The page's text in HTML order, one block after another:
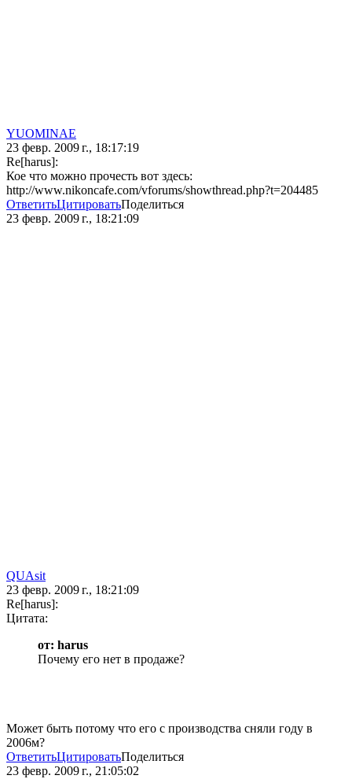
YUOMINAE
23 февр. 2009 г., 18:17:19
Re[harus]:
Кое что можно прочесть вот здесь:
http://www.nikoncafe.com/vforums/showthread.php?t=204485
ОтветитьЦитироватьПоделиться
23 февр. 2009 г., 18:21:09
QUAsit
23 февр. 2009 г., 18:21:09
Re[harus]:
Цитата:
от: harus
Почему его нет в продаже?
Может быть потому что его с производства сняли году в
2006м?
ОтветитьЦитироватьПоделиться
23 февр. 2009 г., 21:05:02